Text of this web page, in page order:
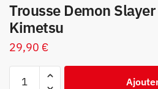
Trousse Demon
Kimetsu
29,90 €